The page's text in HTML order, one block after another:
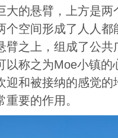
大的悬臂，上方是
个空间形成了人人
臂之上，组成了公
以称之为Moe小镇的
迎和被接纳的感觉
要的作用。